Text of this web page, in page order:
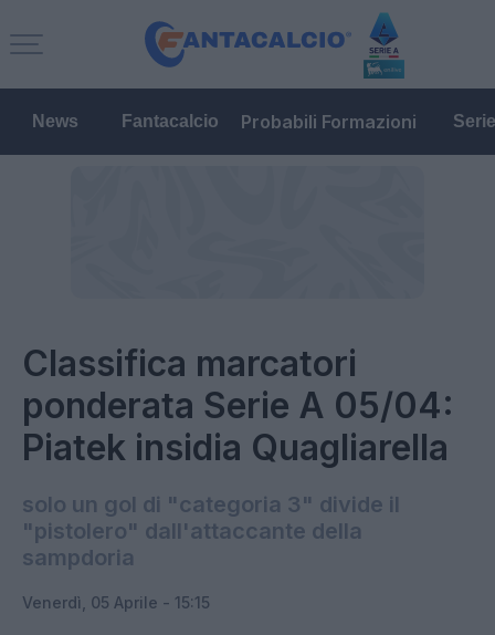
News Fantacalcio Probabili Formazioni
Classifica marcatori
ponderata Serie A 05/04:
Piatek insidia Quagliarella
solo un gol di "categoria 3" divide il
"pistolero" dall'attaccante della
sampdoria
Venerdì, 05 Aprile - 15:15